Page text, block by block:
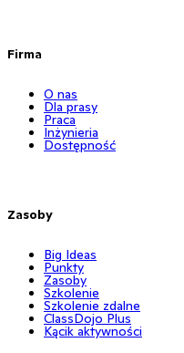
Firma
O nas
Dla prasy
Praca
Inżynieria
Dostępność
Zasoby
Big Ideas
Punkty
Zasoby
Szkolenie
Szkolenie zdalne
ClassDojo Plus
Kącik aktywności